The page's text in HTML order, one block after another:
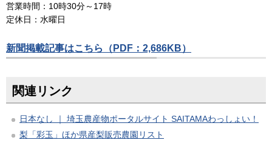
営業時間：10時30分～17時
定休日：水曜日
新聞掲載記事はこちら（PDF：2,686KB）
関連リンク
日本なし ｜ 埼玉農産物ポータルサイト SAITAMAわっしょい！
梨「彩玉」ほか県産梨販売農園リスト